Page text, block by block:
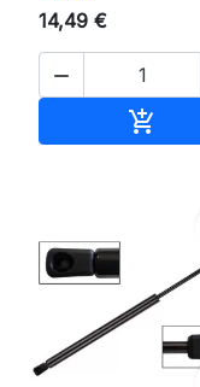
14,49 €

